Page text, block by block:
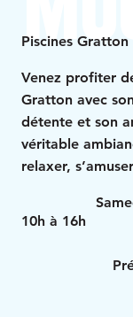
Piscines Gratton
Venez profiter
Gratton avec
détente et son
véritable
relaxer,
10h à 16h